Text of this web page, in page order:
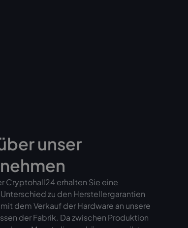
unser
Cryptohall24 erhalten Sie eine
zu den Herstellergarantien
dem Verkauf der Hardware an unsere
der Fabrik. Da zwischen Produktion